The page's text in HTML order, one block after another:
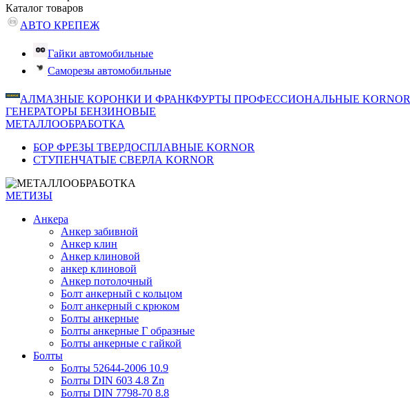
Каталог товаров
АВТО КРЕПЕЖ
Гайки автомобильные
Саморезы автомобильные
АЛМАЗНЫЕ КОРОНКИ И ФРАНКФУРТЫ ПРОФЕССИОНАЛЬНЫЕ KORNOR
ГЕНЕРАТОРЫ БЕНЗИНОВЫЕ
МЕТАЛЛООБРАБОТКА
БОР ФРЕЗЫ ТВЕРДОСПЛАВНЫЕ KORNOR
СТУПЕНЧАТЫЕ СВЕРЛА KORNОR
МЕТИЗЫ
Анкера
Анкер забивной
Анкер клин
Анкер клиновой
анкер клиновой
Анкер потолочный
Болт анкерный с кольцом
Болт анкерный с крюком
Болты анкерные
Болты анкерные Г образные
Болты анкерные с гайкой
Болты
Болты 52644-2006 10.9
Болты DIN 603 4.8 Zn
Болты DIN 7798-70 8.8